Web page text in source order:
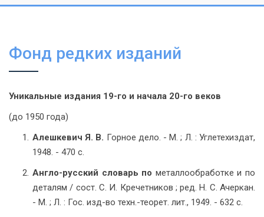
Фонд редких изданий
Уникальные издания 19-го и начала 20-го веков
(до 1950 года)
Алешкевич Я. В. Горное дело. - М. ; Л. : Углетехиздат,
1948. - 470 с.
Англо-русский словарь по металлообработке и по
деталям / сост. С. И. Кречетников ; ред. Н. С. Ачеркан.
- М. ; Л. : Гос. изд-во техн.-теорет. лит., 1949. - 632 с.